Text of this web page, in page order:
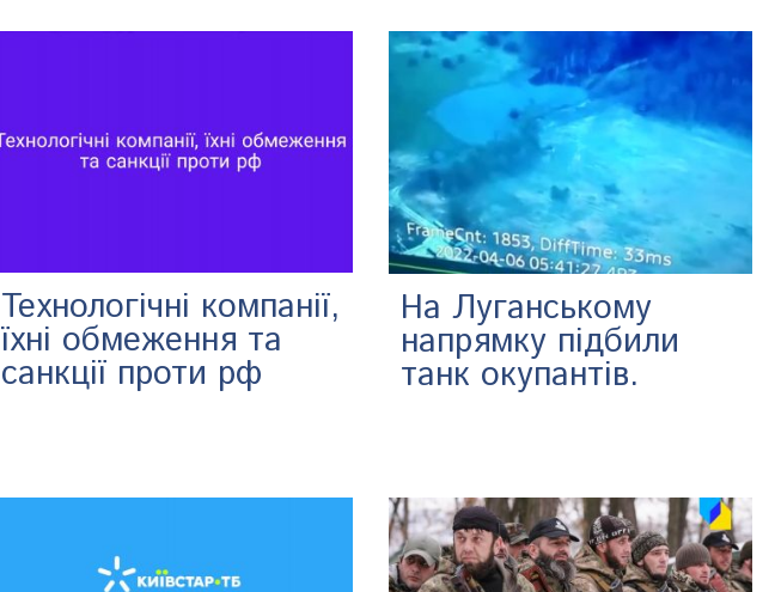
Технологічні компанії,
їхні обмеження та
санкції проти рф
На Луганському
напрямку підбили
танк окупантів.